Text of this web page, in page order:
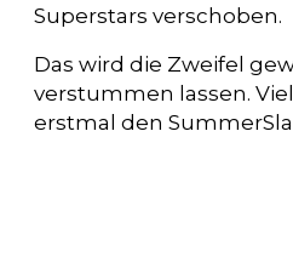
Superstars verschoben.
Das wird die Zweifel
verstummen lassen.
erstmal den